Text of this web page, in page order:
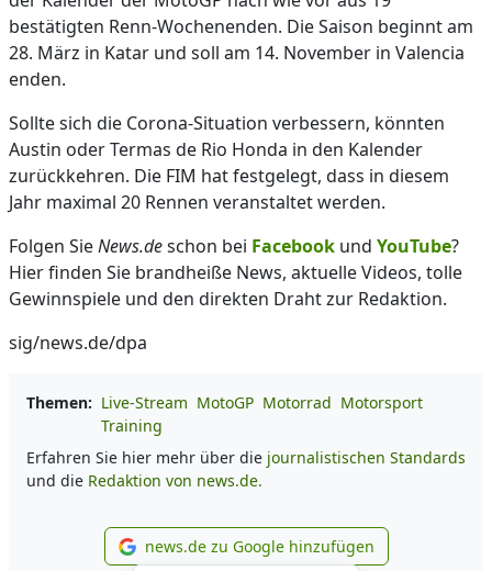
bestätigten Renn-Wochenenden. Die Saison beginnt am
28. März in Katar und soll am 14. November in Valencia
enden.
Sollte sich die Corona-Situation verbessern, könnten
Austin oder Termas de Rio Honda in den Kalender
zurückkehren. Die FIM hat festgelegt, dass in diesem
Jahr maximal 20 Rennen veranstaltet werden.
Folgen SieNews.deschon bei Facebook und YouTube?
Hier finden Sie brandheiße News, aktuelle Videos, tolle
Gewinnspiele und den direkten Draht zur Redaktion.
sig/news.de/dpa
Themen: Live-Stream MotoGP Motorrad Motorsport
Training
Erfahren Sie hier mehr über die journalistischen Standards
und die Redaktion von news.de.
news.de zu Google
news.de zu Google hinzufügen